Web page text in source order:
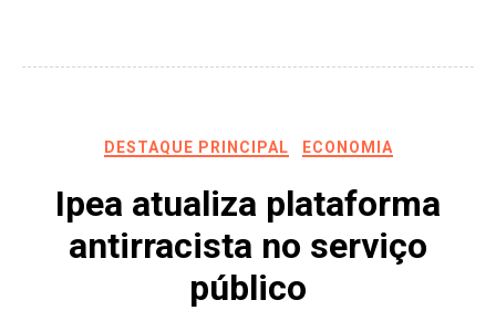
DESTAQUE PRINCIPAL ECONOMIA
Ipea atualiza plataforma
antirracista no serviço
público